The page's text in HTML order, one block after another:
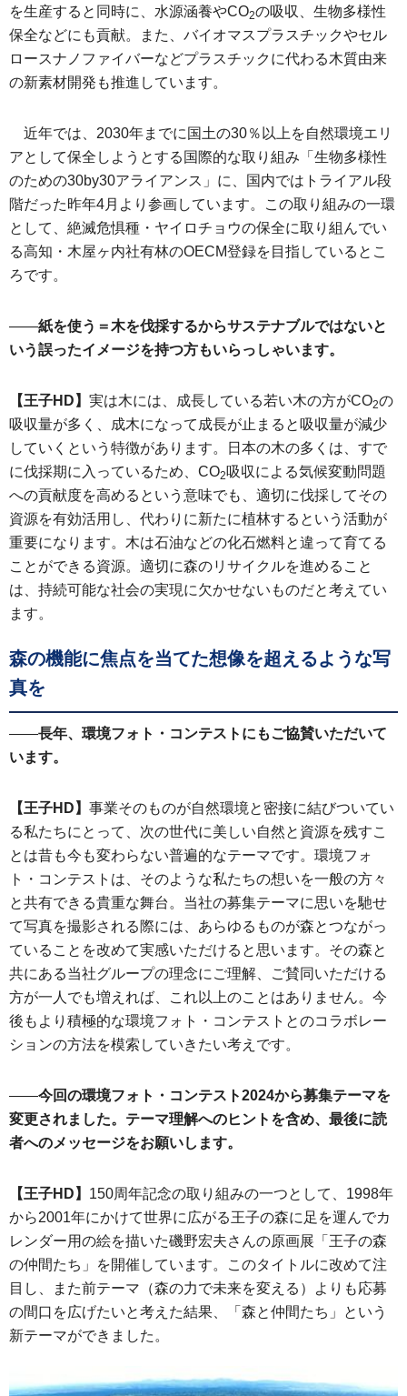
を生産すると同時に、水源涵養やCO2の吸収、生物多様性
保全などにも貢献。また、バイオマスプラスチックやセル
ロースナノファイバーなどプラスチックに代わる木質由来
の新素材開発も推進しています。
近年では、2030年までに国土の30％以上を自然環境エリ
アとして保全しようとする国際的な取り組み「生物多様性
のための30by30アライアンス」に、国内ではトライアル段
階だった昨年4月より参画しています。この取り組みの一環
として、絶滅危惧種・ヤイロチョウの保全に取り組んでい
る高知・木屋ヶ内社有林のOECM登録を目指しているとこ
ろです。
――紙を使う＝木を伐採するからサステナブルではないと
いう誤ったイメージを持つ方もいらっしゃいます。
【王子HD】 実は木には、成長している若い木の方がCO2の
吸収量が多く、成木になって成長が止まると吸収量が減少
していくという特徴があります。日本の木の多くは、すで
に伐採期に入っているため、CO2吸収による気候変動問題
への貢献度を高めるという意味でも、適切に伐採してその
資源を有効活用し、代わりに新たに植林するという活動が
重要になります。木は石油などの化石燃料と違って育てる
ことができる資源。適切に森のリサイクルを進めること
は、持続可能な社会の実現に欠かせないものだと考えてい
ます。
森の機能に焦点を当てた想像を超えるような写
真を
――長年、環境フォト・コンテストにもご協賛いただいて
います。
【王子HD】 事業そのものが自然環境と密接に結びついてい
る私たちにとって、次の世代に美しい自然と資源を残すこ
とは昔も今も変わらない普遍的なテーマです。環境フォ
ト・コンテストは、そのような私たちの想いを一般の方々
と共有できる貴重な舞台。当社の募集テーマに思いを馳せ
て写真を撮影される際には、あらゆるものが森とつながっ
ていることを改めて実感いただけると思います。その森と
共にある当社グループの理念にご理解、ご賛同いただける
方が一人でも増えれば、これ以上のことはありません。今
後もより積極的な環境フォト・コンテストとのコラボレー
ションの方法を模索していきたい考えです。
――今回の環境フォト・コンテスト2024から募集テーマを
変更されました。テーマ理解へのヒントを含め、最後に読
者へのメッセージをお願いします。
【王子HD】 150周年記念の取り組みの一つとして、1998年
から2001年にかけて世界に広がる王子の森に足を運んでカ
レンダー用の絵を描いた磯野宏夫さんの原画展「王子の森
の仲間たち」を開催しています。このタイトルに改めて注
目し、また前テーマ（森の力で未来を変える）よりも応募
の間口を広げたいと考えた結果、「森と仲間たち」という
新テーマができました。